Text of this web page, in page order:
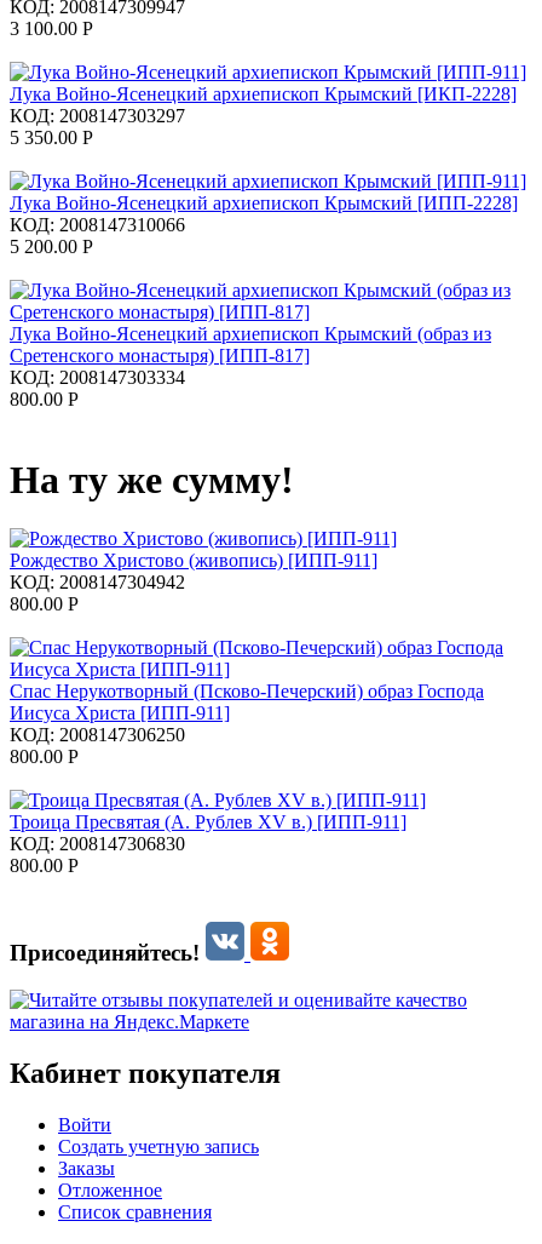
КОД: 2008147309947
3 100.00 Р
Лука Войно-Ясенецкий архиепископ Крымский [ИКП-2228]
КОД: 2008147303297
5 350.00 Р
Лука Войно-Ясенецкий архиепископ Крымский [ИПП-2228]
КОД: 2008147310066
5 200.00 Р
Лука Войно-Ясенецкий архиепископ Крымский (образ из
Сретенского монастыря) [ИПП-817]
КОД: 2008147303334
800.00 Р
На ту же сумму!
Рождество Христово (живопись) [ИПП-911]
КОД: 2008147304942
800.00 Р
Спас Нерукотворный (Псково-Печерский) образ Господа
Иисуса Христа [ИПП-911]
КОД: 2008147306250
800.00 Р
Троица Пресвятая (А. Рублев XV в.) [ИПП-911]
КОД: 2008147306830
800.00 Р
Присоединяйтесь!
Кабинет покупателя
Войти
Создать учетную запись
Заказы
Отложенное
Список сравнения